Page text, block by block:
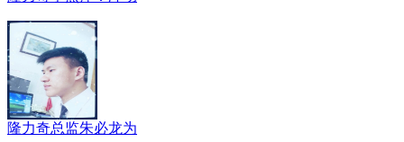
隆力奇总监朱必龙为